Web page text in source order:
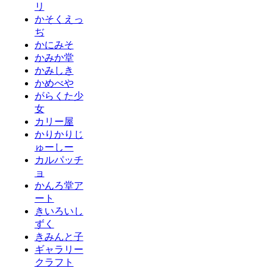
リ
かそくえっ
ぢ
かにみそ
かみか堂
かみしき
かめべや
がらくた少
女
カリー屋
かりかりじ
ゅーしー
カルパッチ
ョ
かんろ堂ア
ート
きいろいし
ずく
きみんと子
ギャラリー
クラフト